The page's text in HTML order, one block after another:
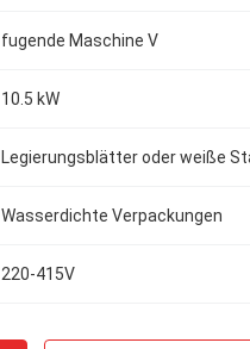
fugende Maschine V
10.5 kW
Wasserdichte Verpackungen
220-415V